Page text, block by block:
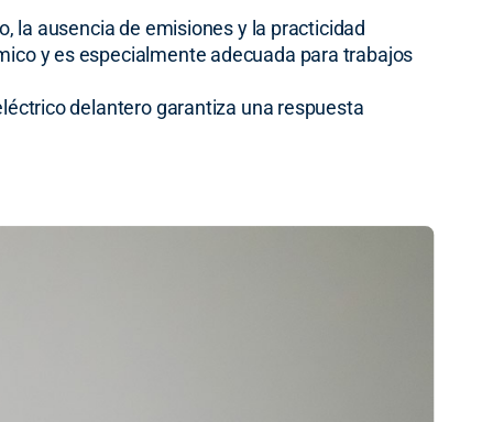
la ausencia de emisiones y la practicidad
y es especialmente adecuada para trabajos
delantero garantiza una respuesta